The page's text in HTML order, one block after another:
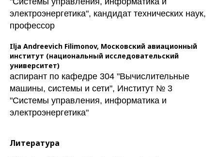
электроэнергетика", кандидат технических наук,
профессор
Ilja Andreevich Filimonov, Московский авиационный
институт (национальный исследовательский
университет)
аспирант по кафедре 304 "Вычислительные
машины, системы и сети", Институт № 3
"Системы управления, информатика и
электроэнергетика"
Литература